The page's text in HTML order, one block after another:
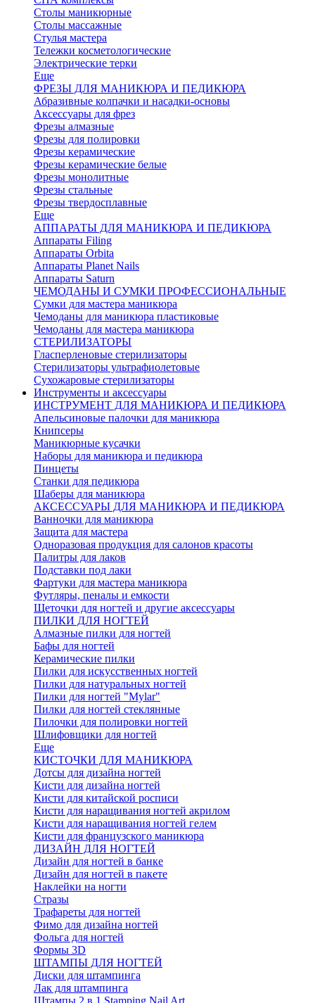
Столы маникюрные
Столы массажные
Стулья мастера
Тележки косметологические
Электрические терки
Еще
ФРЕЗЫ ДЛЯ МАНИКЮРА И ПЕДИКЮРА
Абразивные колпачки и насадки-основы
Аксессуары для фрез
Фрезы алмазные
Фрезы для полировки
Фрезы керамические
Фрезы керамические белые
Фрезы монолитные
Фрезы стальные
Фрезы твердосплавные
Еще
АППАРАТЫ ДЛЯ МАНИКЮРА И ПЕДИКЮРА
Аппараты Filing
Аппараты Orbita
Аппараты Planet Nails
Аппараты Saturn
ЧЕМОДАНЫ И СУМКИ ПРОФЕССИОНАЛЬНЫЕ
Сумки для мастера маникюра
Чемоданы для маникюра пластиковые
Чемоданы для мастера маникюра
СТЕРИЛИЗАТОРЫ
Гласперленовые стерилизаторы
Стерилизаторы ультрафиолетовые
Сухожаровые стерилизаторы
Инструменты и аксессуары
ИНСТРУМЕНТ ДЛЯ МАНИКЮРА И ПЕДИКЮРА
Апельсиновые палочки для маникюра
Книпсеры
Маникюрные кусачки
Наборы для маникюра и педикюра
Пинцеты
Станки для педикюра
Шаберы для маникюра
АКСЕССУАРЫ ДЛЯ МАНИКЮРА И ПЕДИКЮРА
Ванночки для маникюра
Защита для мастера
Одноразовая продукция для салонов красоты
Палитры для лаков
Подставки под лаки
Фартуки для мастера маникюра
Футляры, пеналы и емкости
Щеточки для ногтей и другие аксессуары
ПИЛКИ ДЛЯ НОГТЕЙ
Алмазные пилки для ногтей
Бафы для ногтей
Керамические пилки
Пилки для искусственных ногтей
Пилки для натуральных ногтей
Пилки для ногтей "Mylar"
Пилки для ногтей стеклянные
Пилочки для полировки ногтей
Шлифовщики для ногтей
Еще
КИСТОЧКИ ДЛЯ МАНИКЮРА
Дотсы для дизайна ногтей
Кисти для дизайна ногтей
Кисти для китайской росписи
Кисти для наращивания ногтей акрилом
Кисти для наращивания ногтей гелем
Кисти для французского маникюра
ДИЗАЙН ДЛЯ НОГТЕЙ
Дизайн для ногтей в банке
Дизайн для ногтей в пакете
Наклейки на ногти
Стразы
Трафареты для ногтей
Фимо для дизайна ногтей
Фольга для ногтей
Формы 3D
ШТАМПЫ ДЛЯ НОГТЕЙ
Диски для штампинга
Лак для штампинга
Штампы 2 в 1 Stamping Nail Art